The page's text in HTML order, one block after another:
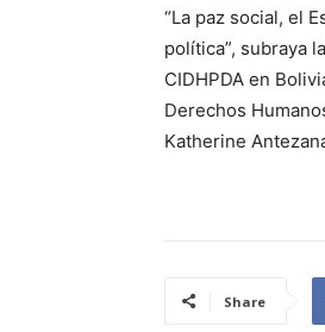
“La paz social, el
política”, subraya
CIDHPDA en
Derechos
Katherine
Share